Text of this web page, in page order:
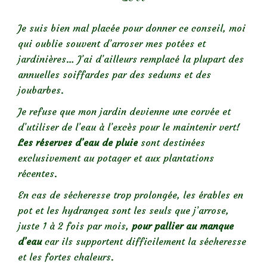
Je suis bien mal placée pour donner ce conseil, moi
qui oublie souvent d’arroser mes potées et
jardinières… J’ai d’ailleurs remplacé la plupart des
annuelles soiffardes par des sedums et des
joubarbes.
Je refuse que mon jardin devienne une corvée et
d’utiliser de l’eau à l’excès pour le maintenir vert!
Les réserves d’eau de pluiesont destinées
exclusivement au potager et aux plantations
récentes.
En cas de sécheresse trop prolongée, les érables en
pot et les hydrangea sont les seuls que j’arrose,
juste 1 à 2 fois par mois, pour pallier au manque
d’eaucar ils supportent difficilement la sécheresse
et les fortes chaleurs.